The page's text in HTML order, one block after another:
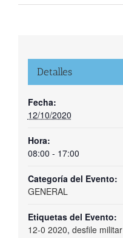
Detalles
Fecha:
12/10/2020
Hora:
08:00 - 17:00
Categoría del Evento:
GENERAL
Etiquetas del Evento:
12-0 2020, desfile militar